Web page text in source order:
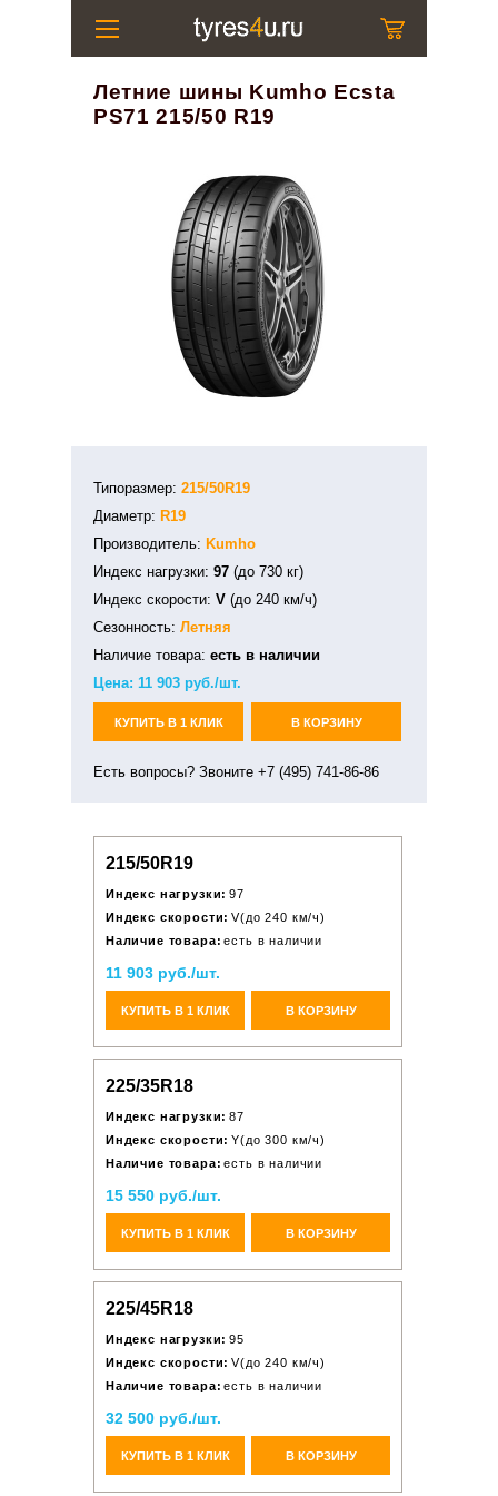
Летние шины Kumho Ecsta
PS71 215/50 R19
Типоразмер: 215/50R19
Диаметр: R19
Производитель: Kumho
Индекс нагрузки: 97 (до 730 кг)
Индекс скорости: V (до 240 км/ч)
Сезонность: Летняя
Наличие товара: есть в наличии
Цена: 11 903 руб./шт.
КУПИТЬ В 1 КЛИК В КОРЗИНУ
Есть вопросы? Звоните +7 (495) 741-86-86
215/50R19
Индекс нагрузки: 97
Индекс скорости: V(до 240 км/ч)
Наличие товара: есть в наличии
11 903 руб./шт.
КУПИТЬ В 1 КЛИК В КОРЗИНУ
225/35R18
Индекс нагрузки: 87
Индекс скорости: Y(до 300 км/ч)
Наличие товара: есть в наличии
15 550 руб./шт.
КУПИТЬ В 1 КЛИК В КОРЗИНУ
225/45R18
Индекс нагрузки: 95
Индекс скорости: V(до 240 км/ч)
Наличие товара: есть в наличии
32 500 руб./шт.
КУПИТЬ В 1 КЛИК В КОРЗИНУ